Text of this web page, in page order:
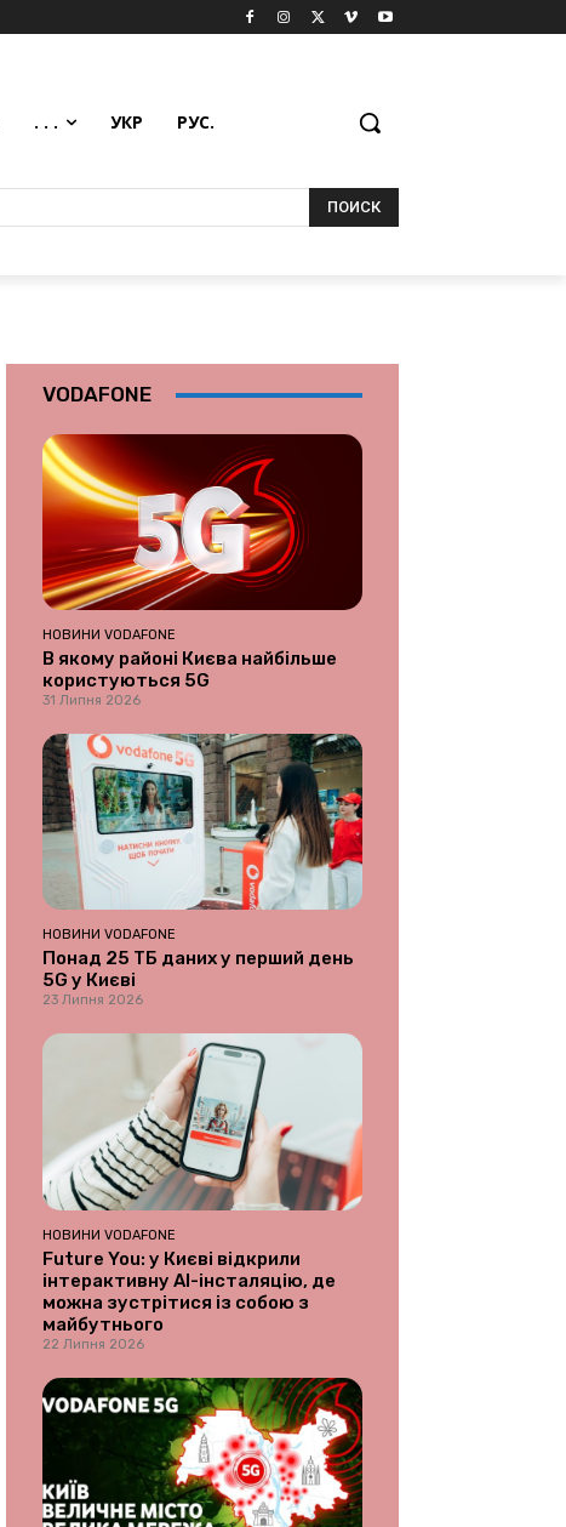
. . . УКР РУС.
ПОИСК
VODAFONE
НОВИНИ VODAFONE
В якому районі Києва найбільше
користуються 5G
31 Липня 2026
НОВИНИ VODAFONE
Понад 25 ТБ даних у перший день
5G у Києві
23 Липня 2026
НОВИНИ VODAFONE
Future You: у Києві відкрили
інтерактивну AI-інсталяцію, де
можна зустрітися із собою з
майбутнього
22 Липня 2026